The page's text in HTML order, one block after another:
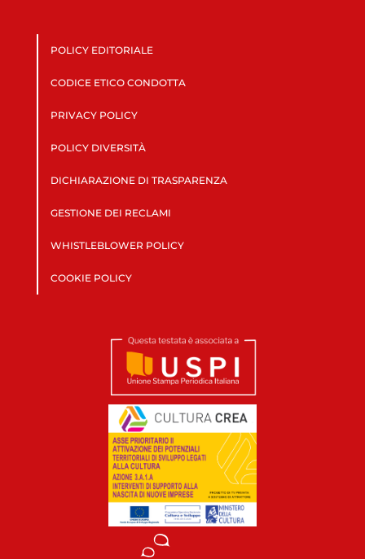
POLICY EDITORIALE
CODICE ETICO CONDOTTA
PRIVACY POLICY
POLICY DIVERSITÀ
DICHIARAZIONE DI TRASPARENZA
GESTIONE DEI RECLAMI
WHISTLEBLOWER POLICY
COOKIE POLICY